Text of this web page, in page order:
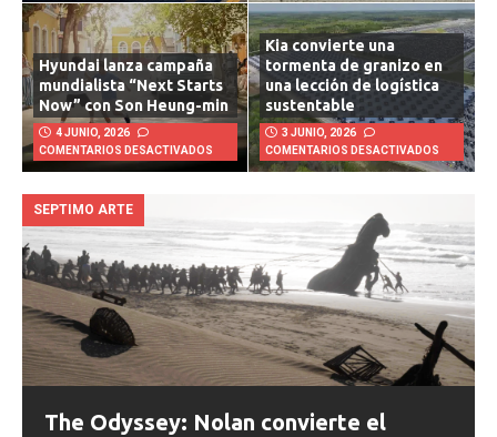
Hyundai lanza campaña
mundialista “Next Starts
Now” con Son Heung-min
4 JUNIO, 2026
COMENTARIOS DESACTIVADOS
Kia convierte una
tormenta de granizo en
una lección de logística
sustentable
3 JUNIO, 2026
COMENTARIOS DESACTIVADOS
SEPTIMO ARTE
The Odyssey: Nolan convierte el